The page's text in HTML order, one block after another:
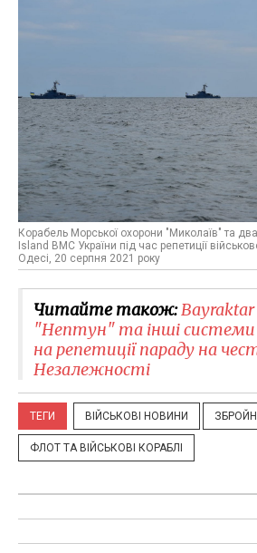
Корабель Морської охорони "Миколаїв" та два
Island ВМС України під час репетиції
Одесі, 20 серпня 2021 року
Читайте також:Bayraktar
"Нептун" та інші
на репетиції параду на
Незалежності
ТЕГИ ВІЙСЬКОВІ НОВИНИ
ФЛОТ ТА ВІЙСЬКОВІ КОРАБЛІ